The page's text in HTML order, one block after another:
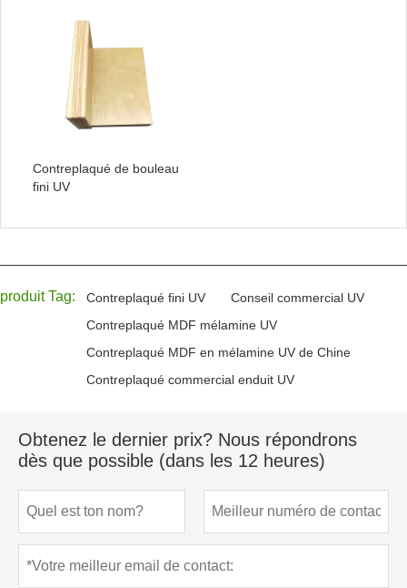
Contreplaqué de bouleau
fini UV
produit Tag: Contreplaqué fini UV
Conseil commercial UV
Contreplaqué MDF mélamine UV
Contreplaqué MDF en mélamine UV de Chine
Contreplaqué commercial enduit UV
Obtenez le dernier prix? Nous répondrons
dès que possible (dans les 12 heures)